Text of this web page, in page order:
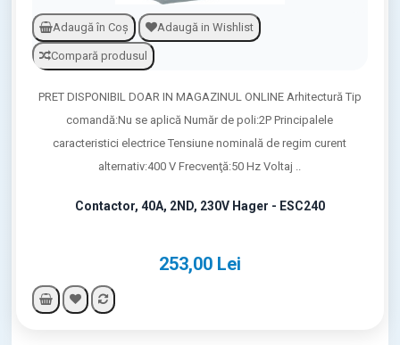
Adaugă în Coş Adaugă in Wishlist
Compară produsul
Contactor, 40A, 2ND, 230V Hager - ESC240
253,00 Lei
PRET DISPONIBIL DOAR IN MAGAZINUL ONLINE Arhitectură Tip
comandă:Nu se aplică Număr de poli:2P Principalele
caracteristici electrice Tensiune nominală de regim curent
alternativ:400 V Frecvenţă:50 Hz Voltaj ..